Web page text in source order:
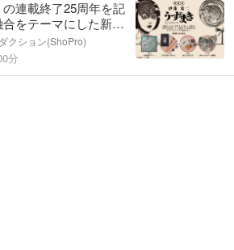
連載終了25周年を記
をテーマにした新商
クション(ShoPro)
分